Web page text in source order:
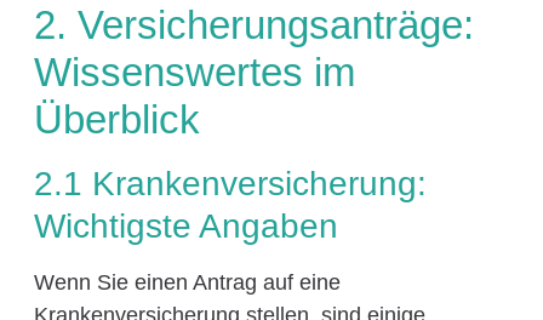
2. Versicherungsanträge:
Wissenswertes im
Überblick
2.1 Krankenversicherung:
Wichtigste Angaben
Wenn Sie einen Antrag auf eine
Krankenversicherung stellen, sind einige